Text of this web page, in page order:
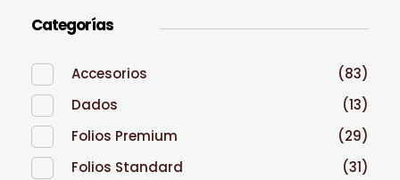
Categorías
Accesorios
(83)
Dados
(13)
Folios Premium
(29)
Folios Standard
(31)